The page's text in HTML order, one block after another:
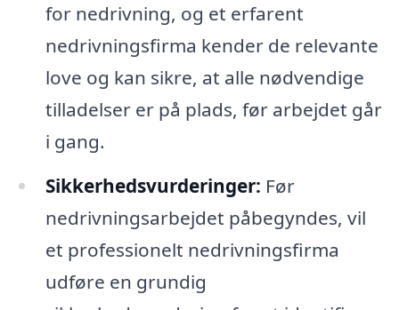
for nedrivning, og et erfarent
nedrivningsfirma kender de relevante
love og kan sikre, at alle nødvendige
tilladelser er på plads, før arbejdet går
i gang.
Sikkerhedsvurderinger: Før
nedrivningsarbejdet påbegyndes, vil
et professionelt nedrivningsfirma
udføre en grundig